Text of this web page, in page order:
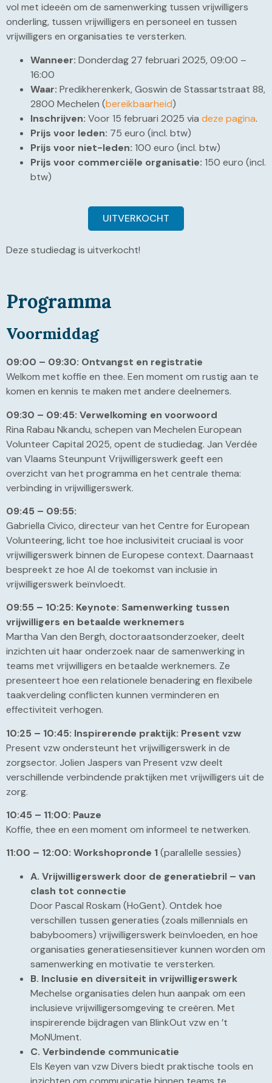
vol met ideeën om de samenwerking tussen vrijwilligers
onderling, tussen vrijwilligers en personeel en tussen
vrijwilligers en organisaties te versterken.
Wanneer: Donderdag 27 februari 2025, 09:00 –
16:00
Waar: Predikherenkerk, Goswin de Stassartstraat 88,
2800 Mechelen (bereikbaarheid)
Inschrijven: Voor 15 februari 2025 via deze pagina.
Prijs voor leden: 75 euro (incl. btw)
Prijs voor niet-leden: 100 euro (incl. btw)
Prijs voor commerciële organisatie: 150 euro (incl.
btw)
UITVERKOCHT
Deze studiedag is uitverkocht!
Programma
Voormiddag
09:00 – 09:30: Ontvangst en registratie
Welkom met koffie en thee. Een moment om rustig aan te
komen en kennis te maken met andere deelnemers.
09:30 – 09:45: Verwelkoming en voorwoord
Rina Rabau Nkandu, schepen van Mechelen European
Volunteer Capital 2025, opent de studiedag. Jan Verdée
van Vlaams Steunpunt Vrijwilligerswerk geeft een
overzicht van het programma en het centrale thema:
verbinding in vrijwilligerswerk.
09:45 – 09:55:
Gabriella Civico, directeur van het Centre for European
Volunteering, licht toe hoe inclusiviteit cruciaal is voor
vrijwilligerswerk binnen de Europese context. Daarnaast
bespreekt ze hoe AI de toekomst van inclusie in
vrijwilligerswerk beïnvloedt.
09:55 – 10:25: Keynote: Samenwerking tussen
vrijwilligers en betaalde werknemers
Martha Van den Bergh, doctoraatsonderzoeker, deelt
inzichten uit haar onderzoek naar de samenwerking in
teams met vrijwilligers en betaalde werknemers. Ze
presenteert hoe een relationele benadering en flexibele
taakverdeling conflicten kunnen verminderen en
effectiviteit verhogen.
10:25 – 10:45: Inspirerende praktijk: Present vzw
Present vzw ondersteunt het vrijwilligerswerk in de
zorgsector. Jolien Jaspers van Present vzw deelt
verschillende verbindende praktijken met vrijwilligers uit de
zorg.
10:45 – 11:00: Pauze
Koffie, thee en een moment om informeel te netwerken.
11:00 – 12:00: Workshopronde 1(parallelle sessies)
A. Vrijwilligerswerk door de generatiebril – van
clash tot connectie
Door Pascal Roskam (HoGent). Ontdek hoe
verschillen tussen generaties (zoals millennials en
babyboomers) vrijwilligerswerk beïnvloeden, en hoe
organisaties generatiesensitiever kunnen worden om
samenwerking en motivatie te versterken.
B. Inclusie en diversiteit in vrijwilligerswerk
Mechelse organisaties delen hun aanpak om een
inclusieve vrijwilligersomgeving te creëren. Met
inspirerende bijdragen van BlinkOut vzw en ’t
MoNUment.
C. Verbindende communicatie
Els Keyen van vzw Divers biedt praktische tools en